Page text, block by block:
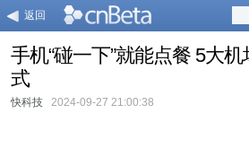
返回
手机“碰一下”就能点餐 5大
式
快科技 2024-09-27 21:00:38